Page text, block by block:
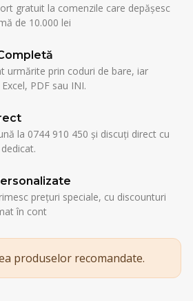
gratuit la comenzile care depășesc
de 10.000 lei
urmărite prin coduri de bare, iar
PDF sau INI.
la 0744 910 450 și discuți direct cu
prețuri speciale, cu discounturi
în cont
produselor recomandate.